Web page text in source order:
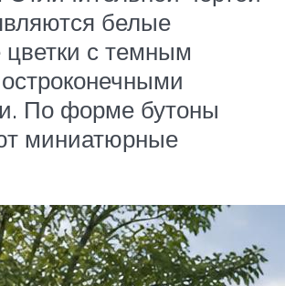
белые
с темным
По форме бутоны
миниатюрные